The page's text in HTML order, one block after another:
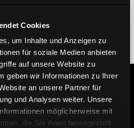
Cookies
um Inhalte und Anzeigen zu
für soziale Medien anbieten
auf unsere Website zu
geben wir Informationen zu Ihrer
an unsere Partner für
und Analysen weiter. Unsere
möglicherweise mit
die Sie ihnen bereitgestellt